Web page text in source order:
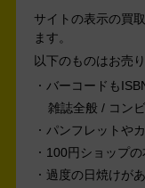
サイトの表示の買
ます。
以下のものはお売
バーコードも
雑誌全般 / コン
パンフレットや
100円ショップ
過度の日焼けが